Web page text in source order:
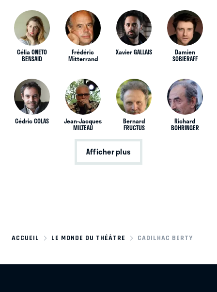
Célia ONETO
BENSAID
Frédéric
Mitterrand
Xavier GALLAIS Damien
SOBIERAFF
Cédric COLAS Jean-Jacques
MILTEAU
Bernard
FRUCTUS
Richard
BOHRINGER
Afficher plus
ACCUEIL LE MONDE DU THÉÂTRE CADILHAC BERTY